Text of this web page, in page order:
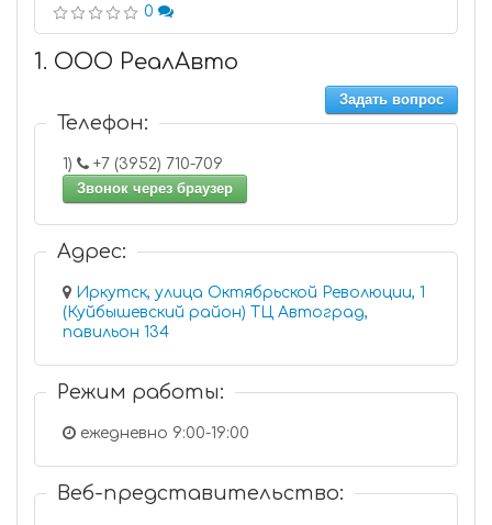
0
1. ООО РеалАвто
Задать вопрос
Телефон:
1)
+7 (3952) 710-709
Звонок через браузер
Адрес:
Иркутск, улица Октябрьской Революции, 1
(Куйбышевский район) ТЦ Автоград,
павильон 134
Режим работы:
ежедневно 9:00-19:00
Веб-представительство: